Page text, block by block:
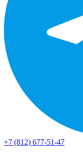
+7 (812) 677-51-47